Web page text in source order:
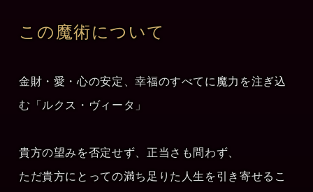
この魔術について
金財・愛・心の安定、幸福のすべてに魔力を注ぎ込
む「ルクス・ヴィータ」
貴方の望みを否定せず、正当さも問わず、
ただ貴方にとっての満ち足りた人生を引き寄せるこ